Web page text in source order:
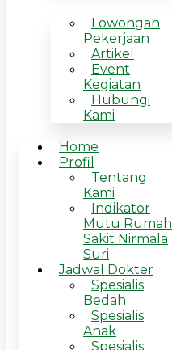
Lowongan
Pekerjaan
Artikel
Event
Kegiatan
Hubungi
Kami
Home
Profil
Tentang
Kami
Indikator
Mutu Rumah
Sakit Nirmala
Suri
Jadwal Dokter
Spesialis
Bedah
Spesialis
Anak
Spesialis